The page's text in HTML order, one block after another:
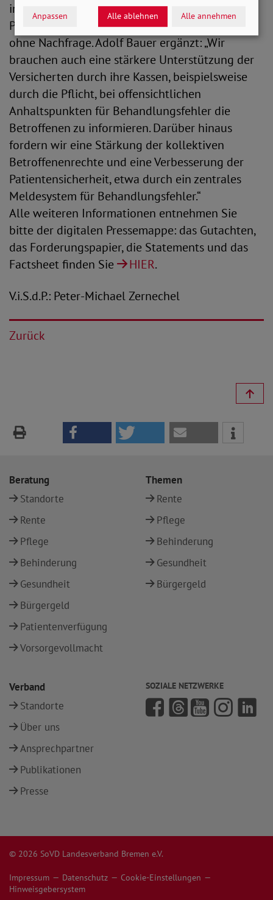
individuellen Patientenrechte, etwa durch eine
Pflicht zur Information über Behandlungsfehler
ohne Nachfrage. Adolf Bauer ergänzt: „Wir
brauchen auch eine stärkere Unterstützung der
Versicherten durch ihre Kassen, beispielsweise
durch die Pflicht, bei offensichtlichen
Anhaltspunkten für Behandlungsfehler die
Betroffenen zu informieren. Darüber hinaus
fordern wir eine Stärkung der kollektiven
Betroffenenrechte und eine Verbesserung der
Patientensicherheit, etwa durch ein zentrales
Meldesystem für Behandlungsfehler.“
Alle weiteren Informationen entnehmen Sie
bitte der digitalen Pressemappe: das Gutachten,
das Forderungspapier, die Statements und das
Factsheet finden Sie
HIER.
V.i.S.d.P.: Peter-Michael Zernechel
Zurück
Beratung
Standorte
Rente
Pflege
Behinderung
Gesundheit
Bürgergeld
Patientenverfügung
Vorsorgevollmacht
Themen
Rente
Pflege
Behinderung
Gesundheit
Bürgergeld
Verband
Standorte
Über uns
Ansprechpartner
Publikationen
Presse
SOZIALE NETZWERKE
© 2026 SoVD Landesverband Bremen e.V.
Impressum Datenschutz
Cookie-Einstellungen
Hinweisgebersystem
Anpassen Alle ablehnen Alle annehmen